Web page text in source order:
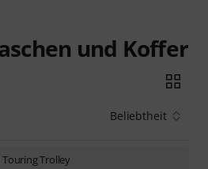
und Koffer
Beliebtheit
Touring Trolley